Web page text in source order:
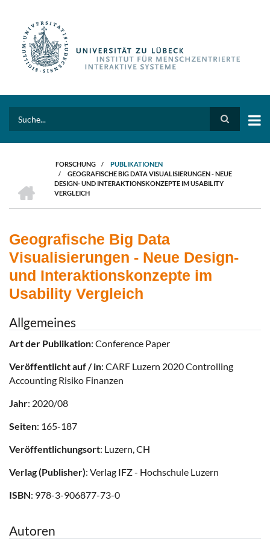
PFADNAVIGATION
FORSCHUNG / PUBLIKATIONEN
/
GEOGRAFISCHE BIG DATA VISUALISIERUNGEN - NEUE
DESIGN- UND INTERAKTIONSKONZEPTE IM USABILITY
VERGLEICH
Geografische Big Data
Visualisierungen - Neue Design-
und Interaktionskonzepte im
Usability Vergleich
Allgemeines
Art der Publikation: Conference Paper
Veröffentlicht auf / in: CARF Luzern 2020 Controlling
Accounting Risiko Finanzen
Jahr: 2020/08
Seiten: 165-187
Veröffentlichungsort: Luzern, CH
Verlag (Publisher): Verlag IFZ - Hochschule Luzern
ISBN: 978-3-906877-73-0
Autoren